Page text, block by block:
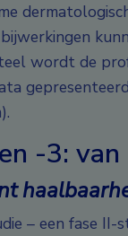
wordt de
-3:
– een fase